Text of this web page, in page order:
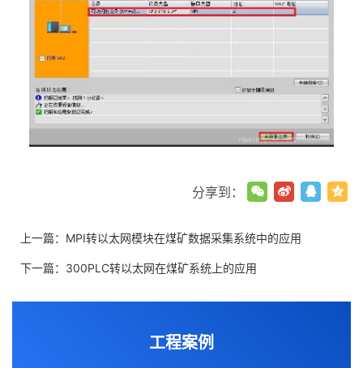
工程案例
分享到：
上一篇： MPI转以太网模块在煤矿数据采集系统中的应用
下一篇： 300PLC转以太网在煤矿系统上的应用